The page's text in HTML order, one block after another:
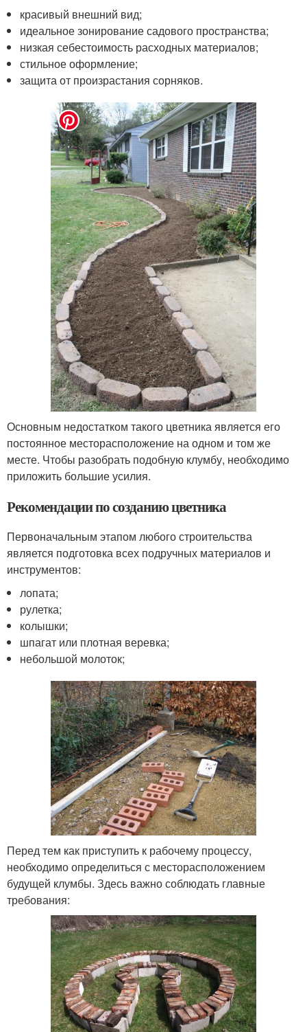
красивый внешний вид;
идеальное зонирование садового пространства;
низкая себестоимость расходных материалов;
стильное оформление;
защита от произрастания сорняков.
Основным недостатком такого цветника является его
постоянное месторасположение на одном и том же
месте. Чтобы разобрать подобную клумбу, необходимо
приложить большие усилия.
Рекомендации по созданию цветника
Первоначальным этапом любого строительства
является подготовка всех подручных материалов и
инструментов:
лопата;
рулетка;
колышки;
шпагат или плотная веревка;
небольшой молоток;
Перед тем как приступить к рабочему процессу,
необходимо определиться с месторасположением
будущей клумбы. Здесь важно соблюдать главные
требования: